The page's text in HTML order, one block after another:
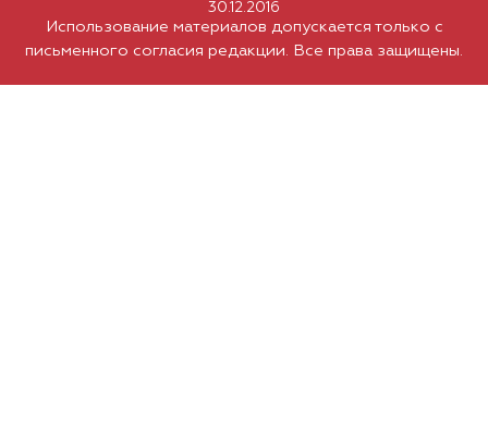
Использование материалов допускается только с
письменного согласия редакции. Все права защищены.
30.12.2016